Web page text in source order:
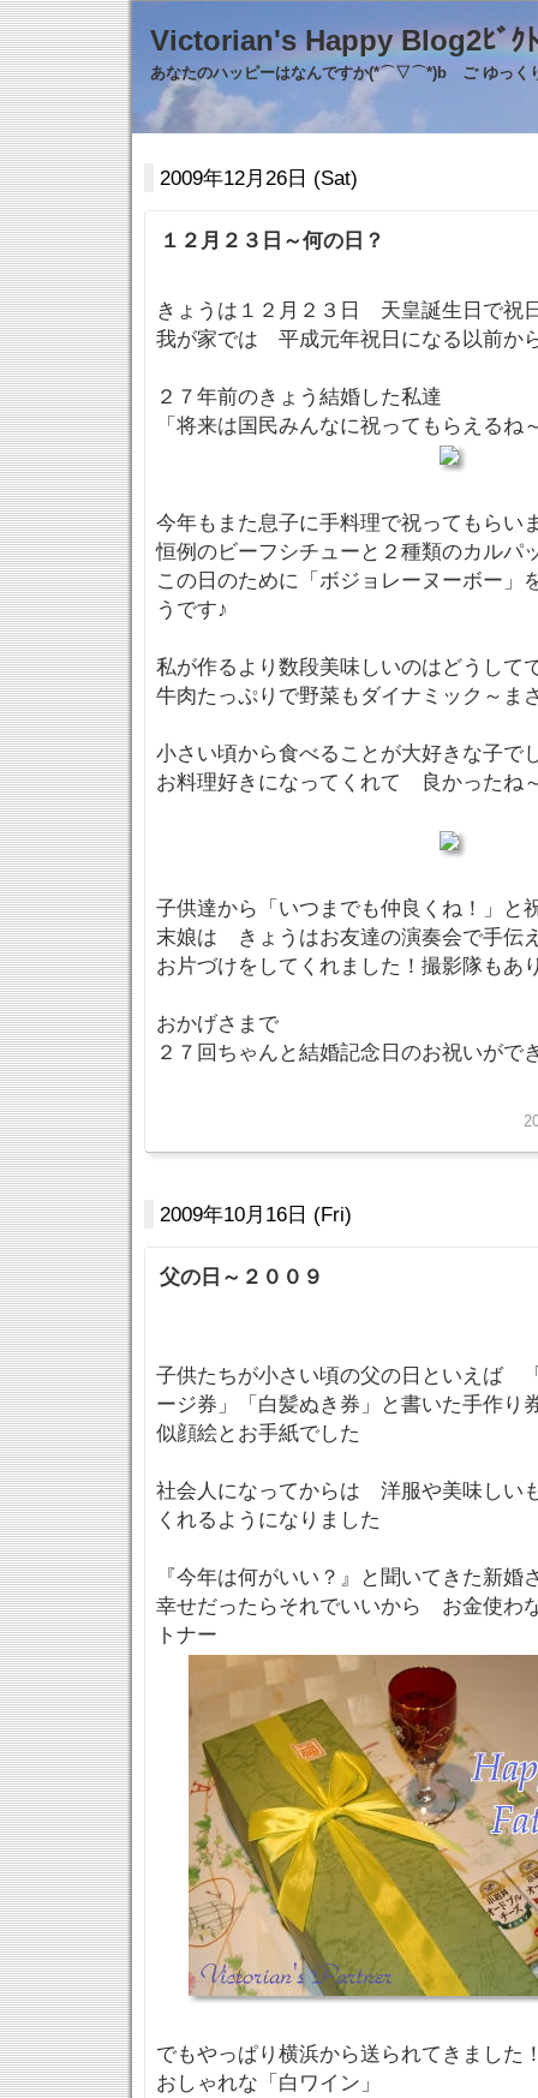
Victorian's Happy
あなたのハッピーはなんですか(*⌒▽⌒*)b ご ゆっく
2009年12月26日 (Sat)
１２月２３日～何の日？
きょうは１２月２３日 天皇誕生日で祝
我が家では 平成元年祝日になる以前か
２７年前のきょう結婚した私達
「将来は国民みんなに祝ってもらえるね
今年もまた息子に手料理で祝ってもらい
恒例のビーフシチューと２種類のカルパ
この日のために「ボジョレーヌーボー」
うです♪
私が作るより数段美味しいのはどうして
牛肉たっぷりで野菜もダイナミック～ま
小さい頃から食べることが大好きな子
お料理好きになってくれて 良かったね
子供達から「いつまでも仲良くね！」と
末娘は きょうはお友達の演奏会で手伝
お片づけをしてくれました！撮影隊もあ
おかげさまで
２７回ちゃんと結婚記念日のお祝いが
2009年10月16日 (Fri)
父の日～２００９
子供たちが小さい頃の父の日といえば
ージ券」「白髪ぬき券」と書いた手作り
似顔絵とお手紙でした
社会人になってからは 洋服や美味しい
くれるようになりました
『今年は何がいい？』と聞いてきた新婚
幸せだったらそれでいいから お金使わ
トナー
でもやっぱり横浜から送られてきました
おしゃれな「白ワイン」